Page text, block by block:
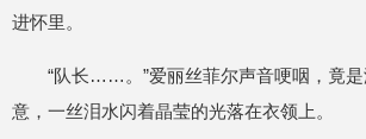
进怀里。
“队长……。”爱丽丝菲尔声音哽咽，竟
意，一丝泪水闪着晶莹的光落在衣领上。